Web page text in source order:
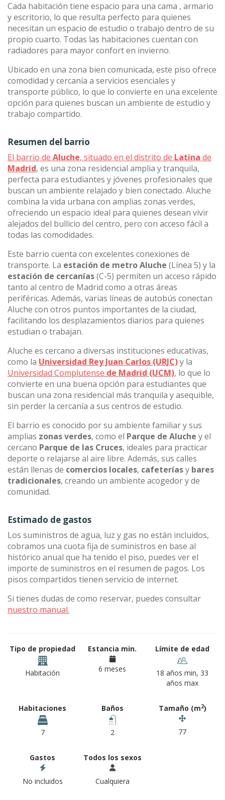
Cada habitación tiene espacio para una cama , armario
y escritorio, lo que resulta perfecto para quienes
necesitan un espacio de estudio o trabajo dentro de su
propio cuarto. Todas las habitaciones cuentan con
radiadores para mayor confort en invierno.
Ubicado en una zona bien comunicada, este piso ofrece
comodidad y cercanía a servicios esenciales y
transporte público, lo que lo convierte en una excelente
opción para quienes buscan un ambiente de estudio y
trabajo compartido.
Resumen del barrio
El barrio de Aluche, situado en el distrito de Latina de
Madrid, es una zona residencial amplia y tranquila,
perfecta para estudiantes y jóvenes profesionales que
buscan un ambiente relajado y bien conectado. Aluche
combina la vida urbana con amplias zonas verdes,
ofreciendo un espacio ideal para quienes desean vivir
alejados del bullicio del centro, pero con acceso fácil a
todas las comodidades.
Este barrio cuenta con excelentes conexiones de
transporte. La estación de metro Aluche (Línea 5) y la
estación de cercanías(C-5) permiten un acceso rápido
tanto al centro de Madrid como a otras áreas
periféricas. Además, varias líneas de autobús conectan
Aluche con otros puntos importantes de la ciudad,
facilitando los desplazamientos diarios para quienes
estudian o trabajan.
Aluche es cercano a diversas instituciones educativas,
como la Universidad Rey Juan Carlos (URJC)y la
Universidad Complutense de Madrid (UCM), lo que lo
convierte en una buena opción para estudiantes que
buscan una zona residencial más tranquila y asequible,
sin perder la cercanía a sus centros de estudio.
El barrio es conocido por su ambiente familiar y sus
amplias zonas verdes, como el Parque de Aluche y el
cercano Parque de las Cruces, ideales para practicar
deporte o relajarse al aire libre. Además, sus calles
están llenas de comercios locales, cafeteríasy bares
tradicionales, creando un ambiente acogedor y de
comunidad.
Estimado de gastos
Los suministros de agua, luz y gas no están incluidos,
cobramos una cuota fija de suministros en base al
histórico anual que ha tenido el piso, puedes ver el
importe de suministros en el resumen de pagos. Los
pisos compartidos tienen servicio de internet.
Si tienes dudas de como reservar, puedes consultar
nuestro manual.
Tipo de propiedad
Habitación
Estancia min.
6 meses
Límite de edad
18 años min, 33
años max
Habitaciones
7
Baños
2
Tamaño (m2)
77
Gastos
No incluidos
Todos los sexos
Cualquiera